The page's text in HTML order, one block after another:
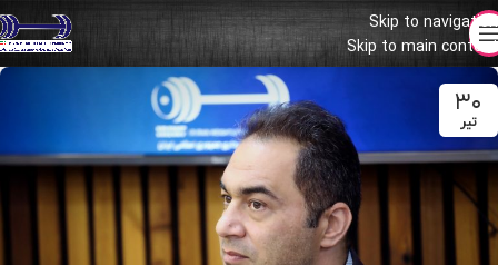
Skip to navigation
Skip to main content
۳۰
تیر